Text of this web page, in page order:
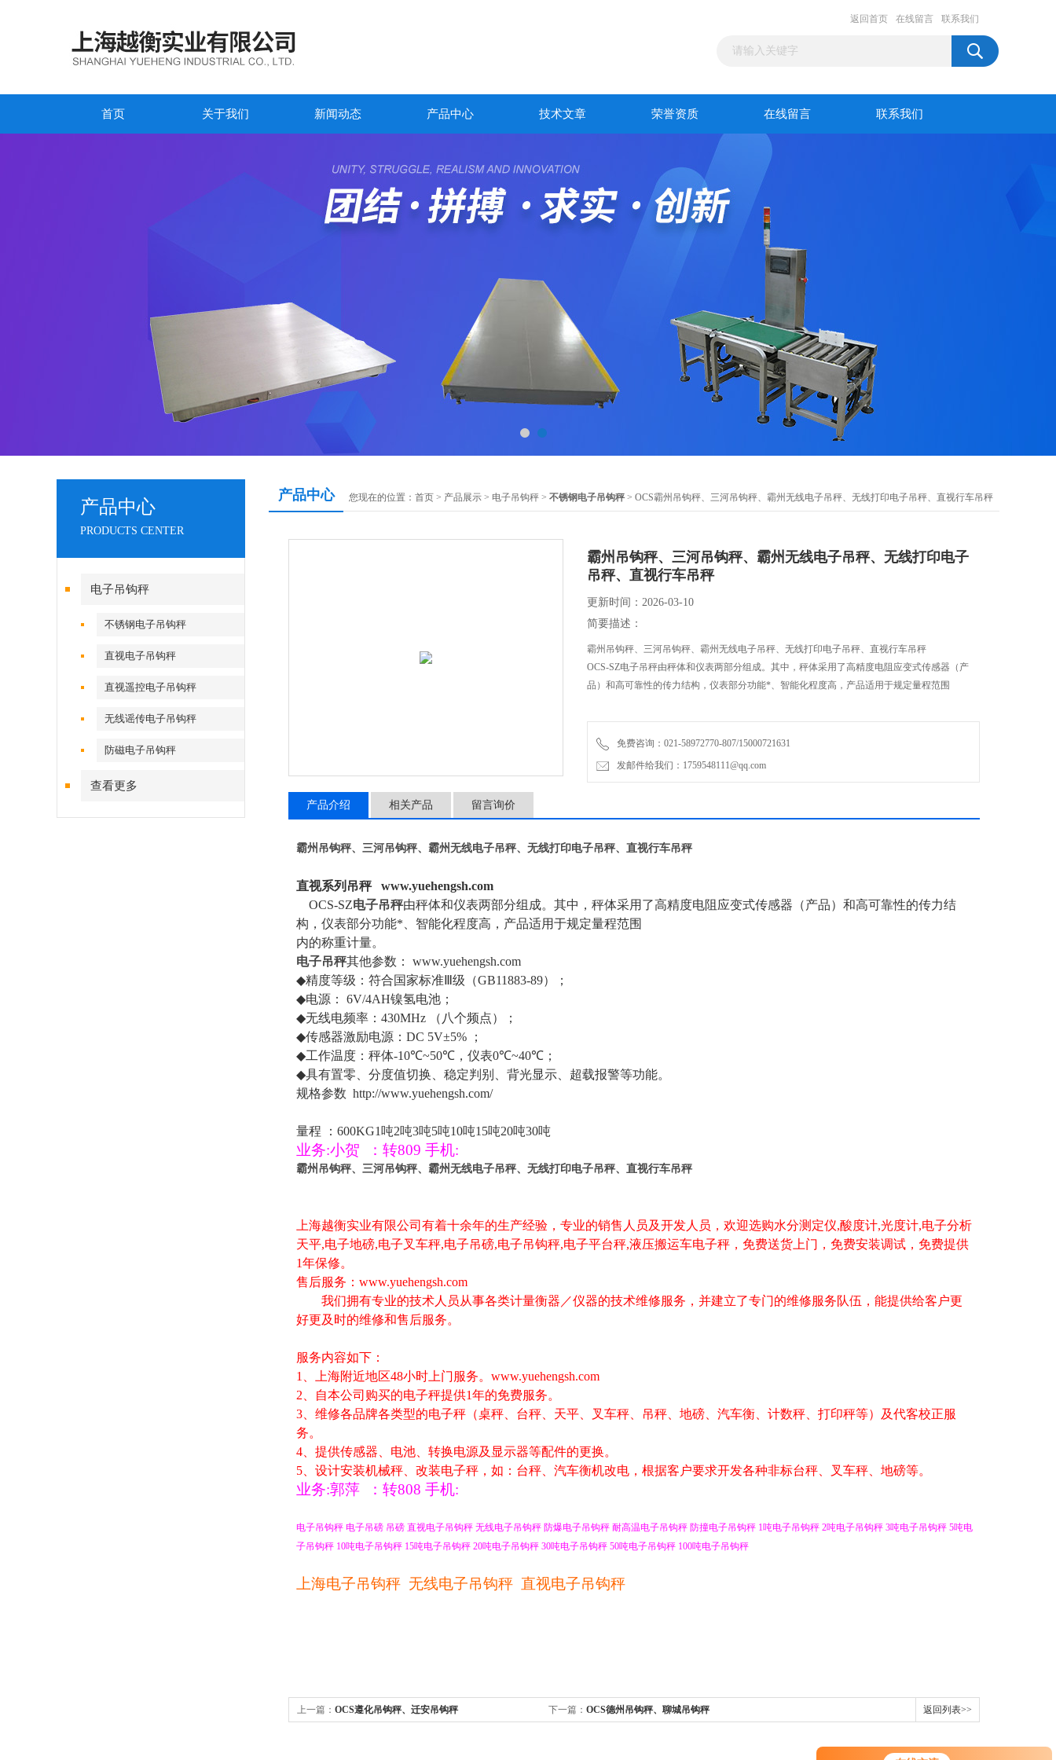
返回首页 在线留言 联系我们
首页 关于我们 新闻动态 产品中心 技术文章 荣誉资质 在线留言 联系我们
产品中心
PRODUCTS CENTER
电子吊钩秤
不锈钢电子吊钩秤
直视电子吊钩秤
直视遥控电子吊钩秤
无线谣传电子吊钩秤
防磁电子吊钩秤
查看更多
产品中心 您现在的位置： 首页 > 产品展示 > 电子吊钩秤 > 不锈钢电子吊钩秤> OCS霸州吊钩秤、三河吊钩秤、霸州无线电子吊秤、无线打印电子吊秤、直视行车吊秤
霸州吊钩秤、三河吊钩秤、霸州无线电子吊秤、无线打印电子
吊秤、直视行车吊秤
更新时间：2026-03-10
简要描述：
霸州吊钩秤、三河吊钩秤、霸州无线电子吊秤、无线打印电子吊秤、直视行车吊秤
OCS-SZ电子吊秤由秤体和仪表两部分组成。其中，秤体采用了高精度电阻应变式传感器（产
品）和高可靠性的传力结构，仪表部分功能*、智能化程度高，产品适用于规定量程范围
内的称重计量。
免费咨询：021-58972770-807/15000721631
发邮件给我们：1759548111@qq.com
产品介绍 相关产品 留言询价
霸州吊钩秤、三河吊钩秤、霸州无线电子吊秤、无线打印电子吊秤、直视行车吊秤
直视系列吊秤www.yuehengsh.com
OCS-SZ电子吊秤由秤体和仪表两部分组成。其中，秤体采用了高精度电阻应变式传感器（产品）和高可靠性的传力结
构，仪表部分功能*、智能化程度高，产品适用于规定量程范围
内的称重计量。
电子吊秤其他参数：
www.yuehengsh.com
◆精度等级：符合国家标准 级（GB11883-89）；
◆电源： 6V/4AH镍氢电池；
◆无线电频率： 430MHz
（八个频点）；
◆传感器激励电源： DC 5V±5%
；
◆工作温度：秤体-10℃~50℃ ，仪表0℃~40℃ ；
◆具有置零、分度值切换、稳定判别、背光显示、超载报警等功能。
规格参数 http://www.yuehengsh.com/
量程 ： 600KG1 吨2吨3吨5吨10吨15吨20吨30吨
业务:小贺 ： 转809 手机:
霸州吊钩秤、三河吊钩秤、霸州无线电子吊秤、无线打印电子吊秤、直视行车吊秤
上海越衡实业有限公司有着十余年的生产经验，专业的销售人员及开发人员，欢迎选购水分测定仪,酸度计,光度计,电子分析
天平,电子地磅,电子叉车秤,电子吊磅,电子吊钩秤,电子平台秤,液压搬运车电子秤 ，免费送货上门，免费安装调试，免费提供
1年保修。
售后服务： www.yuehengsh.com
我们拥有专业的技术人员从事各类计量衡器／仪器的技术维修服务，并建立了专门的维修服务队伍，能提供给客户更
好更及时的维修和售后服务。
服务内容如下：
1
、上海附近地区48小时上门服务。 www.yuehengsh.com
2 、自本公司购买的电子秤提供1年的免费服务。
3 、维修各品牌各类型的电子秤（桌秤、台秤、天平、叉车秤、吊秤、地磅、汽车衡、计数秤、打印秤等）及代客校正服
务。
4 、提供传感器、电池、转换电源及显示器等配件的更换。
5 、设计安装机械秤、改装电子秤，如：台秤、汽车衡机改电，根据客户要求开发各种非标台秤、叉车秤、地磅等。
业务:郭萍 ： 转808 手机:
电子吊钩秤 电子吊磅 吊磅 直视电子吊钩秤 无线电子吊钩秤 防爆电子吊钩秤 耐高温电子吊钩秤 防撞电子吊钩秤 1吨电子吊钩秤 2吨电子吊钩秤 3吨电子吊钩秤 5吨电
子吊钩秤 10吨电子吊钩秤 15吨电子吊钩秤 20吨电子吊钩秤 30吨电子吊钩秤 50吨电子吊钩秤 100吨电子吊钩秤
上海电子吊钩秤 无线电子吊钩秤 直视电子吊钩秤
上一篇： OCS遵化吊钩秤、迁安吊钩秤 下一篇： OCS德州吊钩秤、聊城吊钩秤 返回列表>>